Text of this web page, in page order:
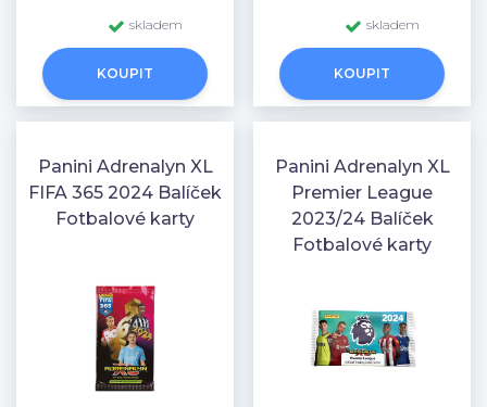
skladem
KOUPIT
skladem
KOUPIT
Panini Adrenalyn XL
FIFA 365 2024 Balíček
Fotbalové karty
Panini Adrenalyn XL
Premier League
2023/24 Balíček
Fotbalové karty